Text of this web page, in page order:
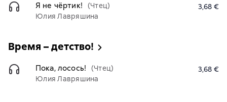
Я не чёртик!
(Чтец)
Юлия Лавряшина
3,68 €
Время – детство!
Пока, лосось!
(Чтец)
Юлия Лавряшина
3,68 €